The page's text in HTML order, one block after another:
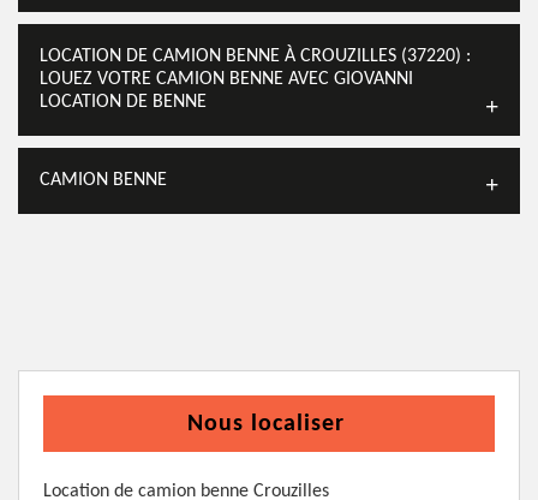
LOCATION DE CAMION BENNE À CROUZILLES (37220) :
LOUEZ VOTRE CAMION BENNE AVEC GIOVANNI
LOCATION DE BENNE
CAMION BENNE
Nous localiser
Location de camion benne Crouzilles